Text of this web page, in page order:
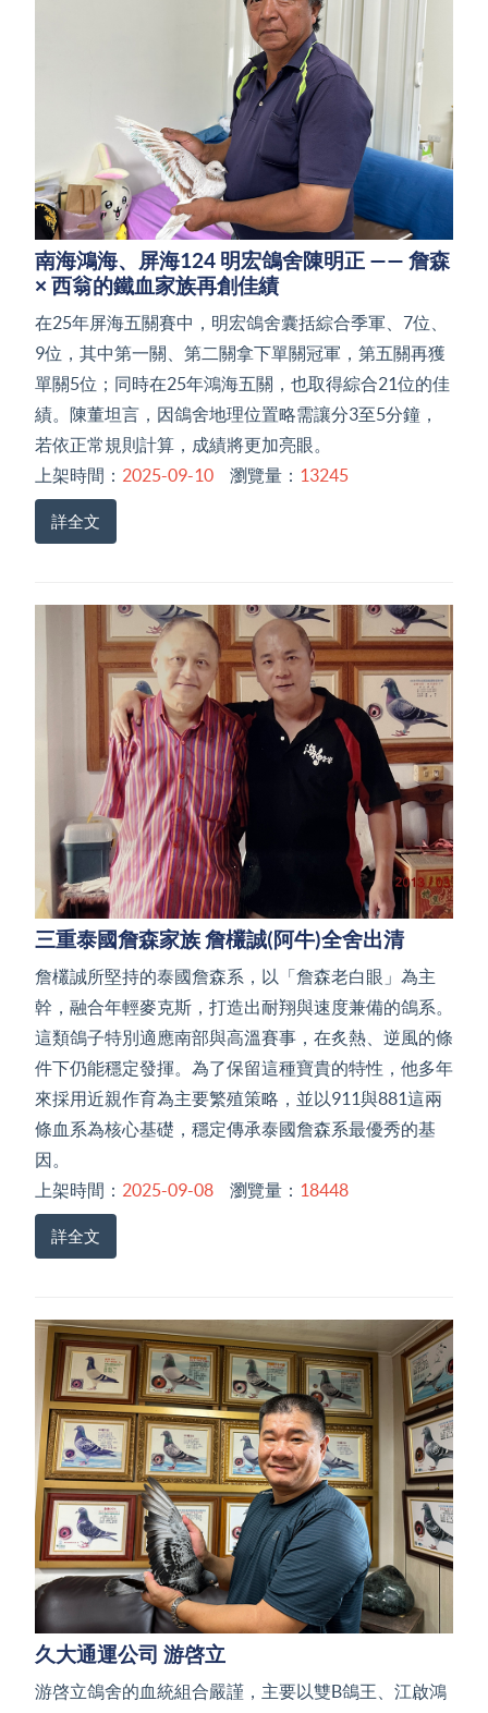
南海鴻海、屏海124 明宏鴿舍陳明正 —— 詹森
× 西翁的鐵血家族再創佳績
在25年屏海五關賽中，明宏鴿舍囊括綜合季軍、7位、
9位，其中第一關、第二關拿下單關冠軍，第五關再獲
單關5位；同時在25年鴻海五關，也取得綜合21位的佳
績。陳董坦言，因鴿舍地理位置略需讓分3至5分鐘，
若依正常規則計算，成績將更加亮眼。
上架時間： 2025-09-10 瀏覽量： 13245
詳全文
三重泰國詹森家族 詹欉誠(阿牛)全舍出清
詹欉誠所堅持的泰國詹森系，以「詹森老白眼」為主
幹，融合年輕麥克斯，打造出耐翔與速度兼備的鴿系。
這類鴿子特別適應南部與高溫賽事，在炙熱、逆風的條
件下仍能穩定發揮。為了保留這種寶貴的特性，他多年
來採用近親作育為主要繁殖策略，並以911與881這兩
條血系為核心基礎，穩定傳承泰國詹森系最優秀的基
因。
上架時間： 2025-09-08 瀏覽量： 18448
詳全文
久大通運公司 游啓立
游啓立鴿舍的血統組合嚴謹，主要以雙B鴿王、江啟鴻